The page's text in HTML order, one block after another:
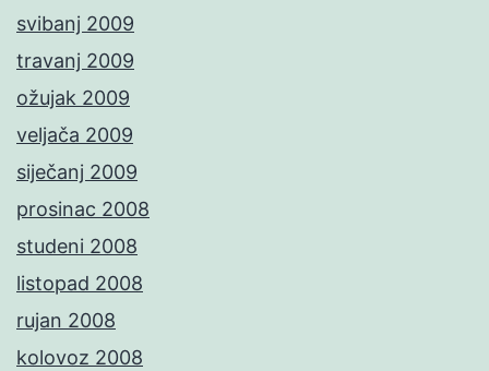
svibanj 2009
travanj 2009
ožujak 2009
veljača 2009
siječanj 2009
prosinac 2008
studeni 2008
listopad 2008
rujan 2008
kolovoz 2008